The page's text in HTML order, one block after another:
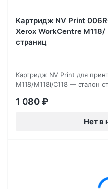
Картридж NV Print
Xerox WorkCentre M118/
страниц
Картридж NV Print для
M118/M118i/C118 — эталон
1 080₽
Нет в